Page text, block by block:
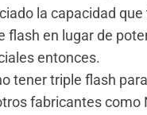
la capacidad
flash en lugar de
entonces.
tener triple flash
fabricantes como